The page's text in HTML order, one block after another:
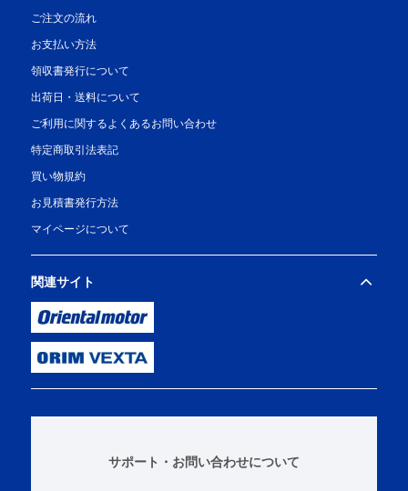
ご注文の流れ
お支払い方法
領収書発行について
出荷日・送料について
ご利用に関するよくあるお問い合わせ
特定商取引法表記
買い物規約
お見積書発行方法
マイページについて
関連サイト
サポート・お問い合わせについて